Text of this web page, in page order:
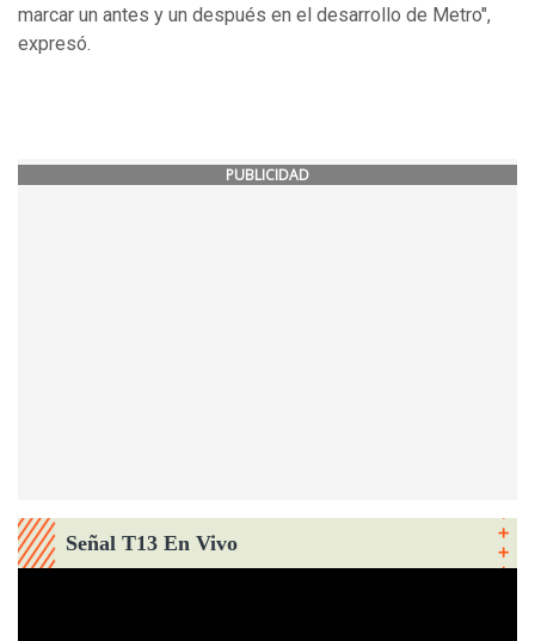
marcar un antes y un después en el desarrollo de Metro",
expresó.
PUBLICIDAD
Señal T13 En Vivo